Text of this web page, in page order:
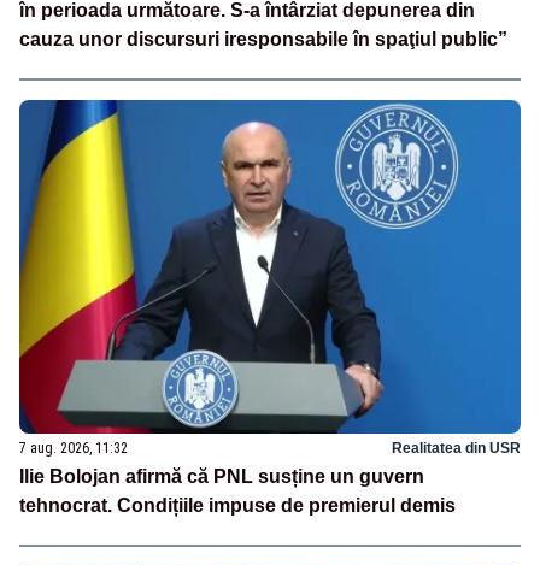
în perioada următoare. S-a întârziat depunerea din
cauza unor discursuri iresponsabile în spaţiul public”
7 aug. 2026, 11:32 Realitatea din USR
Ilie Bolojan afirmă că PNL susține un guvern
tehnocrat. Condițiile impuse de premierul demis